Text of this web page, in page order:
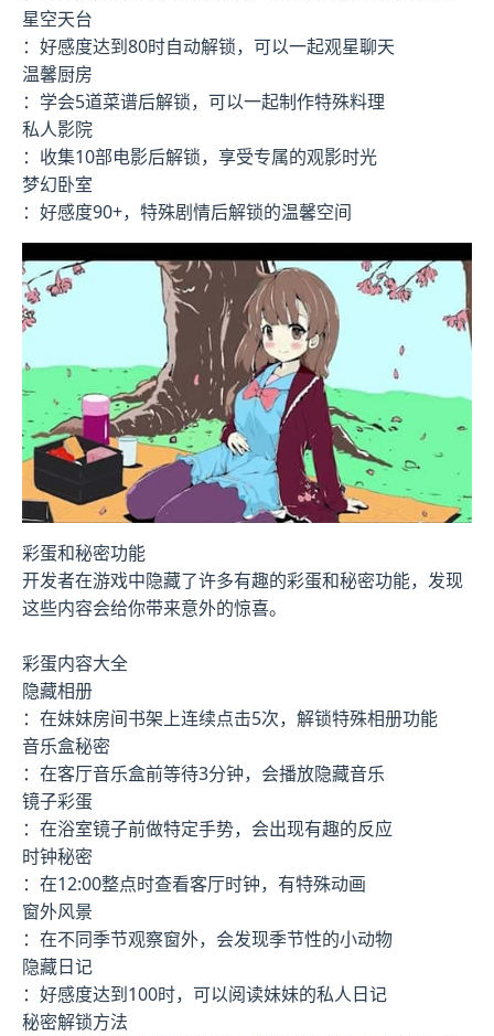
星空天台
：好感度达到80时自动解锁，可以一起观星聊天
温馨厨房
：学会5道菜谱后解锁，可以一起制作特殊料理
私人影院
：收集10部电影后解锁，享受专属的观影时光
梦幻卧室
：好感度90+，特殊剧情后解锁的温馨空间
彩蛋和秘密功能
开发者在游戏中隐藏了许多有趣的彩蛋和秘密功能，发现
这些内容会给你带来意外的惊喜。
彩蛋内容大全
隐藏相册
：在妹妹房间书架上连续点击5次，解锁特殊相册功能
音乐盒秘密
：在客厅音乐盒前等待3分钟，会播放隐藏音乐
镜子彩蛋
：在浴室镜子前做特定手势，会出现有趣的反应
时钟秘密
：在12:00整点时查看客厅时钟，有特殊动画
窗外风景
：在不同季节观察窗外，会发现季节性的小动物
隐藏日记
：好感度达到100时，可以阅读妹妹的私人日记
秘密解锁方法